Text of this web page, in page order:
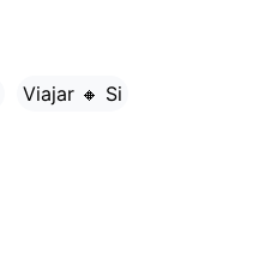
Viajar 🔸 Si